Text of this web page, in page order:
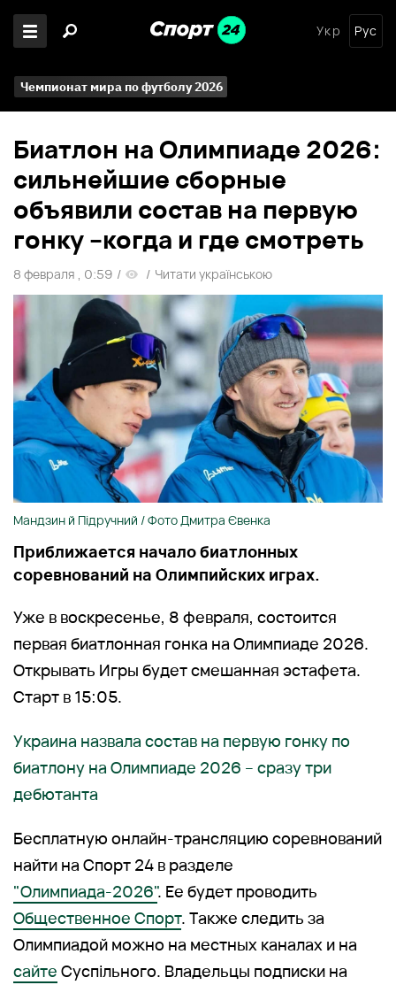
Укр Рус
Чемпионат мира по футболу 2026
Биатлон на Олимпиаде 2026:
сильнейшие сборные
объявили состав на первую
гонку –когда и где смотреть
8 февраля , 0:59 / / Читати українською
Мандзин й Підручний / Фото Дмитра Євенка
Приближается начало биатлонных
соревнований на Олимпийских играх.
Уже в воскресенье, 8 февраля, состоится
первая биатлонная гонка на Олимпиаде 2026.
Открывать Игры будет смешанная эстафета.
Старт в 15:05.
Украина назвала состав на первую гонку по
биатлону на Олимпиаде 2026 – сразу три
дебютанта
Бесплатную онлайн-трансляцию соревнований
найти на Спорт 24 в разделе
"Олимпиада-2026". Ее будет проводить
Общественное Спорт. Также следить за
Олимпиадой можно на местных каналах и на
сайте Суспільного. Владельцы подписки на